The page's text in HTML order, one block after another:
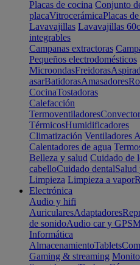
Placas de cocina Conjunto
placaVitrocerámicaPlacas
Lavavajillas Lavavajillas
integrables
Campanas extractoras
Pequeños electrodomésticos
MicroondasFreidoras
asarBatidorasAmasadores
CocinaTostadoras
Calefacción
Termoventiladores
TérmicosHumidificadores
Climatización Ventiladores
Calentadores de agua
Belleza y salud Cuidado de
cabelloCuidado dentalSalud
Limpieza Limpieza a vapor
Electrónica
Audio y hifi
AuricularesAdaptadores
de sonidoAudio car y GPS
Informática
AlmacenamientoTablets
Gaming & streaming